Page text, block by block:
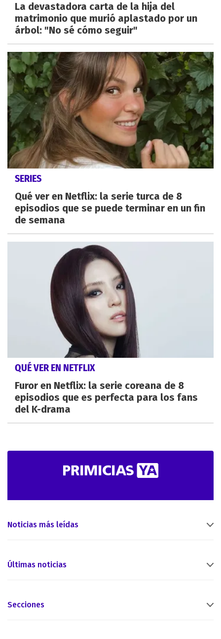
La devastadora carta de la hija del
matrimonio que murió aplastado por un
árbol: "No sé cómo seguir"
SERIES
Qué ver en Netflix: la serie turca de 8
episodios que se puede terminar en un fin
de semana
QUÉ VER EN NETFLIX
Furor en Netflix: la serie coreana de 8
episodios que es perfecta para los fans
del K-drama
Noticias más leídas
Últimas noticias
Secciones